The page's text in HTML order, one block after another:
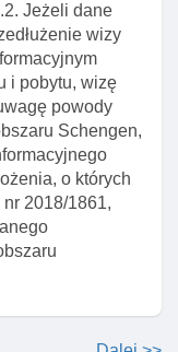
Jeżeli dane
wizy
i pobytu, wizę
powody
Schengen,
o których
2018/1861,
wydania wizy
o odmowie
cudzoziemca
o wydanie wizy
wniosku